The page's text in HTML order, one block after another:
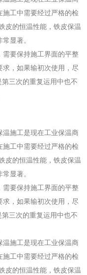
工中需要经过严格的检
皮的恒温性能，铁皮保温
显著。
要保持施工界面的平整
，如果输初次使用，尽
三次的重复运用中也不
温施工是现在工业保温商
工中需要经过严格的检
皮的恒温性能，铁皮保温
显著。
要保持施工界面的平整
，如果输初次使用，尽
三次的重复运用中也不
温施工是现在工业保温商
工中需要经过严格的检
皮的恒温性能，铁皮保温